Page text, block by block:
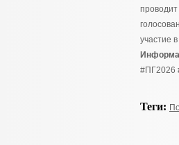
участие
#ПГ2026
Теги: